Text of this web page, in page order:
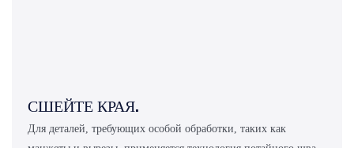
СШЕЙТЕ КРАЯ.
Для деталей, требующих особой обработки, таких как